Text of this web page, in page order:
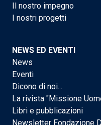
Il nostro impegno
I nostri progetti
NEWS ED EVENTI
News
Eventi
Dicono di noi...
La rivista "Missione
Libri e pubblicazioni
Newsletter Fondazione